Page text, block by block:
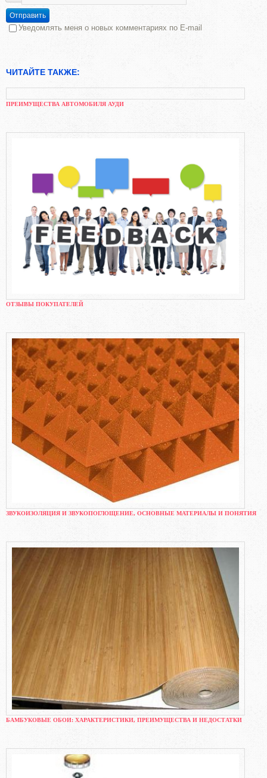
Отправить
Уведомлять меня о новых комментариях по E-mail
ЧИТАЙТЕ ТАКЖЕ:
ПРЕИМУЩЕСТВА АВТОМОБИЛЯ АУДИ
ОТЗЫВЫ ПОКУПАТЕЛЕЙ
ЗВУКОИЗОЛЯЦИЯ И ЗВУКОПОГЛОЩЕНИЕ, ОСНОВНЫЕ МАТЕРИАЛЫ И ПОНЯТИЯ
БАМБУКОВЫЕ ОБОИ: ХАРАКТЕРИСТИКИ, ПРЕИМУЩЕСТВА И НЕДОСТАТКИ